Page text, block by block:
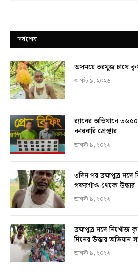
সর্বশেষ
অসময়ে তরমুজ চাষে
আগস্ট ৯, ২০২৬
র‍্যাবের অভিযানে
কারবারি গ্রেপ্তার
আগস্ট ৯, ২০২৬
৩দিন পর ব্রহ্মপুত্র
গফরগাঁও থেকে উদ্ধার
আগস্ট ৯, ২০২৬
ব্রহ্মপুত্র নদে নিখোঁজ
দিনের উদ্ধার অভিযান
আগস্ট ৯, ২০২৬